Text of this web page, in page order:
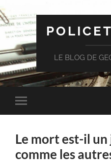
LE BLOG DE
Toggle
mobile
Le mort est-il
comme les